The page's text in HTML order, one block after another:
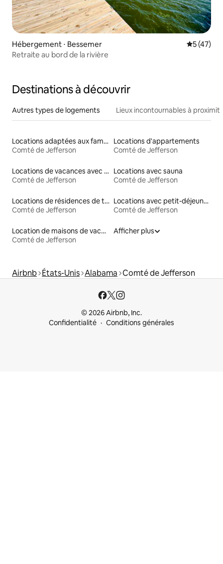
Hébergement ⋅ Bessemer
5 (47)
Retraite au bord de la rivière
Destinations à découvrir
Autres types de logements Lieux incontournables à
Locations adaptées aux familles
Comté de Jefferson
Locations d'appartements
Comté de Jefferson
Locations de vacances avec piscine
Comté de Jefferson
Locations avec sauna
Comté de Jefferson
Locations de résidences de tourisme
Comté de Jefferson
Locations avec petit-déjeuner
Comté de Jefferson
Location de maisons de vacances
Comté de Jefferson
Afficher plus
Airbnb États-Unis Alabama Comté de Jefferson
© 2026 Airbnb, Inc.
Confidentialité
Conditions générales